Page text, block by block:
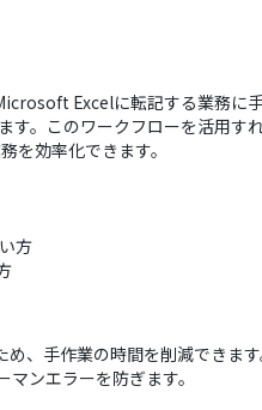
Excelに転記する業務に
。このワークフローを活用す
効率化できます。
方
、手作業の時間を削減できます
ンエラーを防ぎます。